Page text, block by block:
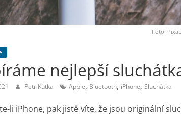
Foto:
nejlepší
Petr Kutka Apple, Bluetooth, iPhone, Sluchátka
li iPhone, pak jistě víte, že jsou originální